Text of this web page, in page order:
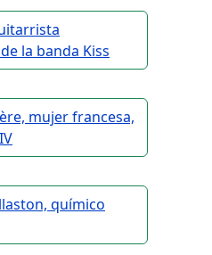
la banda Kiss
mujer francesa,
químico